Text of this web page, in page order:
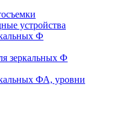
устройства
Ф
зеркальных Ф
ФА, уровни